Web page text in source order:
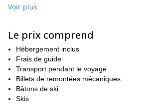
programme de ski de randonnée dans
Niseko :
il compte 4 stations de ski :
Grand Hirafu et Niseko Village. En outre,
probablement les meilleures
pistes éclairées à la poudre noire.
Kiroro : un endroit assez peu connu qui
quantité de neige.
Rusutsu :
Voir plus
Le prix comprend
Hébergement inclus
Frais de guide
Transport pendant le voyage
Billets de remontées mécaniques
Bâtons de ski
Skis